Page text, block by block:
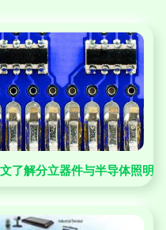
了解分立器件与半导体照明